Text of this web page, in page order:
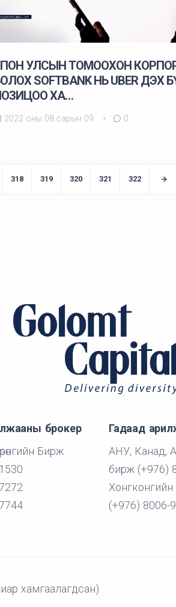
УЛСЫН ТОМООХОН
SOFTBANK НЬ UBER ДЭХ
ХА…
2022 оны 08 сарын 09 0
318 319 320 321 322
брокер
Бирж
Гадаад
АНУ, Канад,
бирж (+976)
(+976) 8006-
хамгаалагдсан)